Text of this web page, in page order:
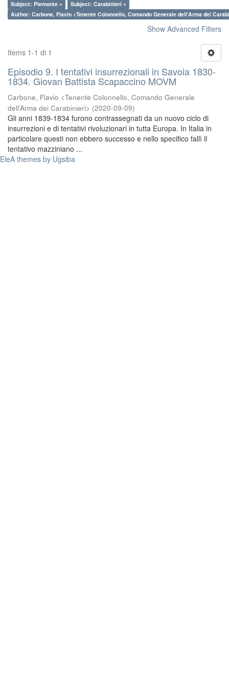
Subject: Piemonte ×
Subject: Carabinieri ×
Author: Carbone, Flavio <Tenente Colonnello, Comando Generale dell’Arma dei
Show Advanced Filters
Items 1-1 di 1
Episodio 9. I tentativi insurrezionali in Savoia 1830-
1834. Giovan Battista Scapaccino MOVM
Carbone, Flavio <Tenente Colonnello, Comando Generale
dell’Arma dei Carabinieri> (2020-09-09)
Gli anni 1839-1834 furono contrassegnati da un nuovo ciclo di
insurrezioni e di tentativi rivoluzionari in tutta Europa. In Italia in
particolare questi non ebbero successo e nello specifico fallì il
tentativo mazziniano ...
EleA themes by Ugsiba